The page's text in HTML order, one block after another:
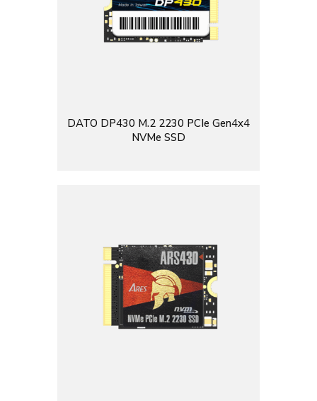
DATO DP430 M.2 2230 PCIe Gen4x4
NVMe SSD